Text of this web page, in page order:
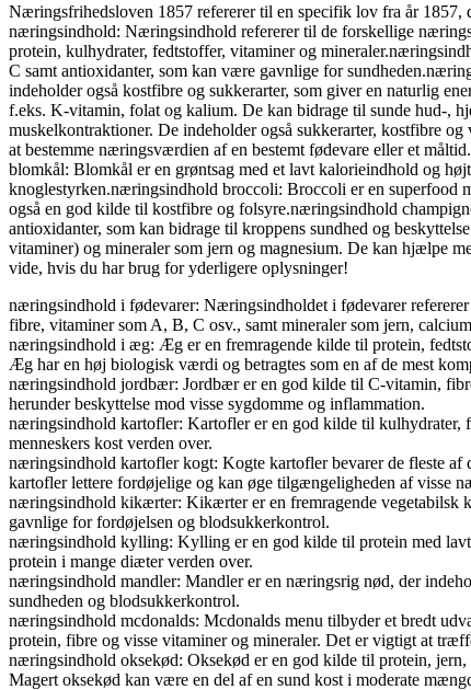
Næringsfrihedsloven 1857 refererer til en specifik lov fra år
næringsindhold: Næringsindhold refererer til de forskellige
protein, kulhydrater, fedtstoffer, vitaminer og
C samt antioxidanter, som kan være gavnlige for
indeholder også kostfibre og sukkerarter, som giver en naturlig
f.eks. K-vitamin, folat og kalium. De kan bidrage til sunde hud-,
muskelkontraktioner. De indeholder også sukkerarter, kostfibre
at bestemme næringsværdien af en bestemt fødevare eller et
blomkål: Blomkål er en grøntsag med et lavt kalorieindhold og
knoglestyrken.næringsindhold broccoli: Broccoli er en superfood
også en god kilde til kostfibre og folsyre.næringsindhold
antioxidanter, som kan bidrage til kroppens sundhed og
vitaminer) og mineraler som jern og magnesium. De kan hjælpe
vide, hvis du har brug for yderligere oplysninger!
næringsindhold i fødevarer: Næringsindholdet i fødevarer
fibre, vitaminer som A, B, C osv., samt mineraler som jern,
næringsindhold i æg: Æg er en fremragende kilde til protein,
Æg har en høj biologisk værdi og betragtes som en af de mest
næringsindhold jordbær: Jordbær er en god kilde til C-vitamin,
herunder beskyttelse mod visse sygdomme og inflammation.
næringsindhold kartofler: Kartofler er en god kilde til
menneskers kost verden over.
næringsindhold kartofler kogt: Kogte kartofler bevarer de fleste
kartofler lettere fordøjelige og kan øge tilgængeligheden af visse
næringsindhold kikærter: Kikærter er en fremragende vegetabilsk
gavnlige for fordøjelsen og blodsukkerkontrol.
næringsindhold kylling: Kylling er en god kilde til protein med
protein i mange diæter verden over.
næringsindhold mandler: Mandler er en næringsrig nød, der
sundheden og blodsukkerkontrol.
næringsindhold mcdonalds: Mcdonalds menu tilbyder et bredt
protein, fibre og visse vitaminer og mineraler. Det er vigtigt at
næringsindhold oksekød: Oksekød er en god kilde til protein,
Magert oksekød kan være en del af en sund kost i moderate